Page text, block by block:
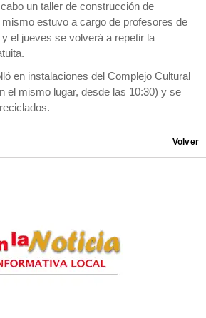
un taller de construcción de
estuvo a cargo de profesores de
el jueves se volverá a repetir la
en instalaciones del Complejo Cultural
el mismo lugar, desde las 10:30) y se
Volver